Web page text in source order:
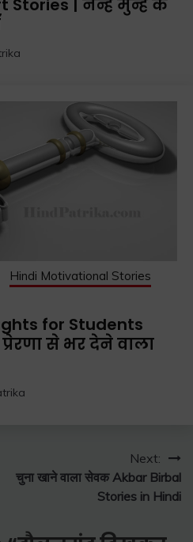
Stories | नन्हे मुन्हे के
Hindi Motivational Stories
for Students
से भर देने वाला
Next:
चुना खाने वाला सेवक Akbar Birbal
Stories in Hindi